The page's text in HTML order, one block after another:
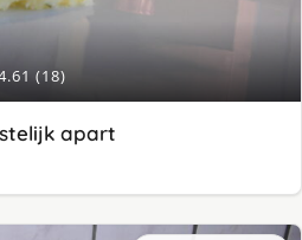
(18)
apart